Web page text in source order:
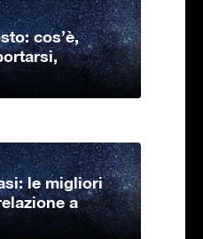
cos’è,
le migliori
a